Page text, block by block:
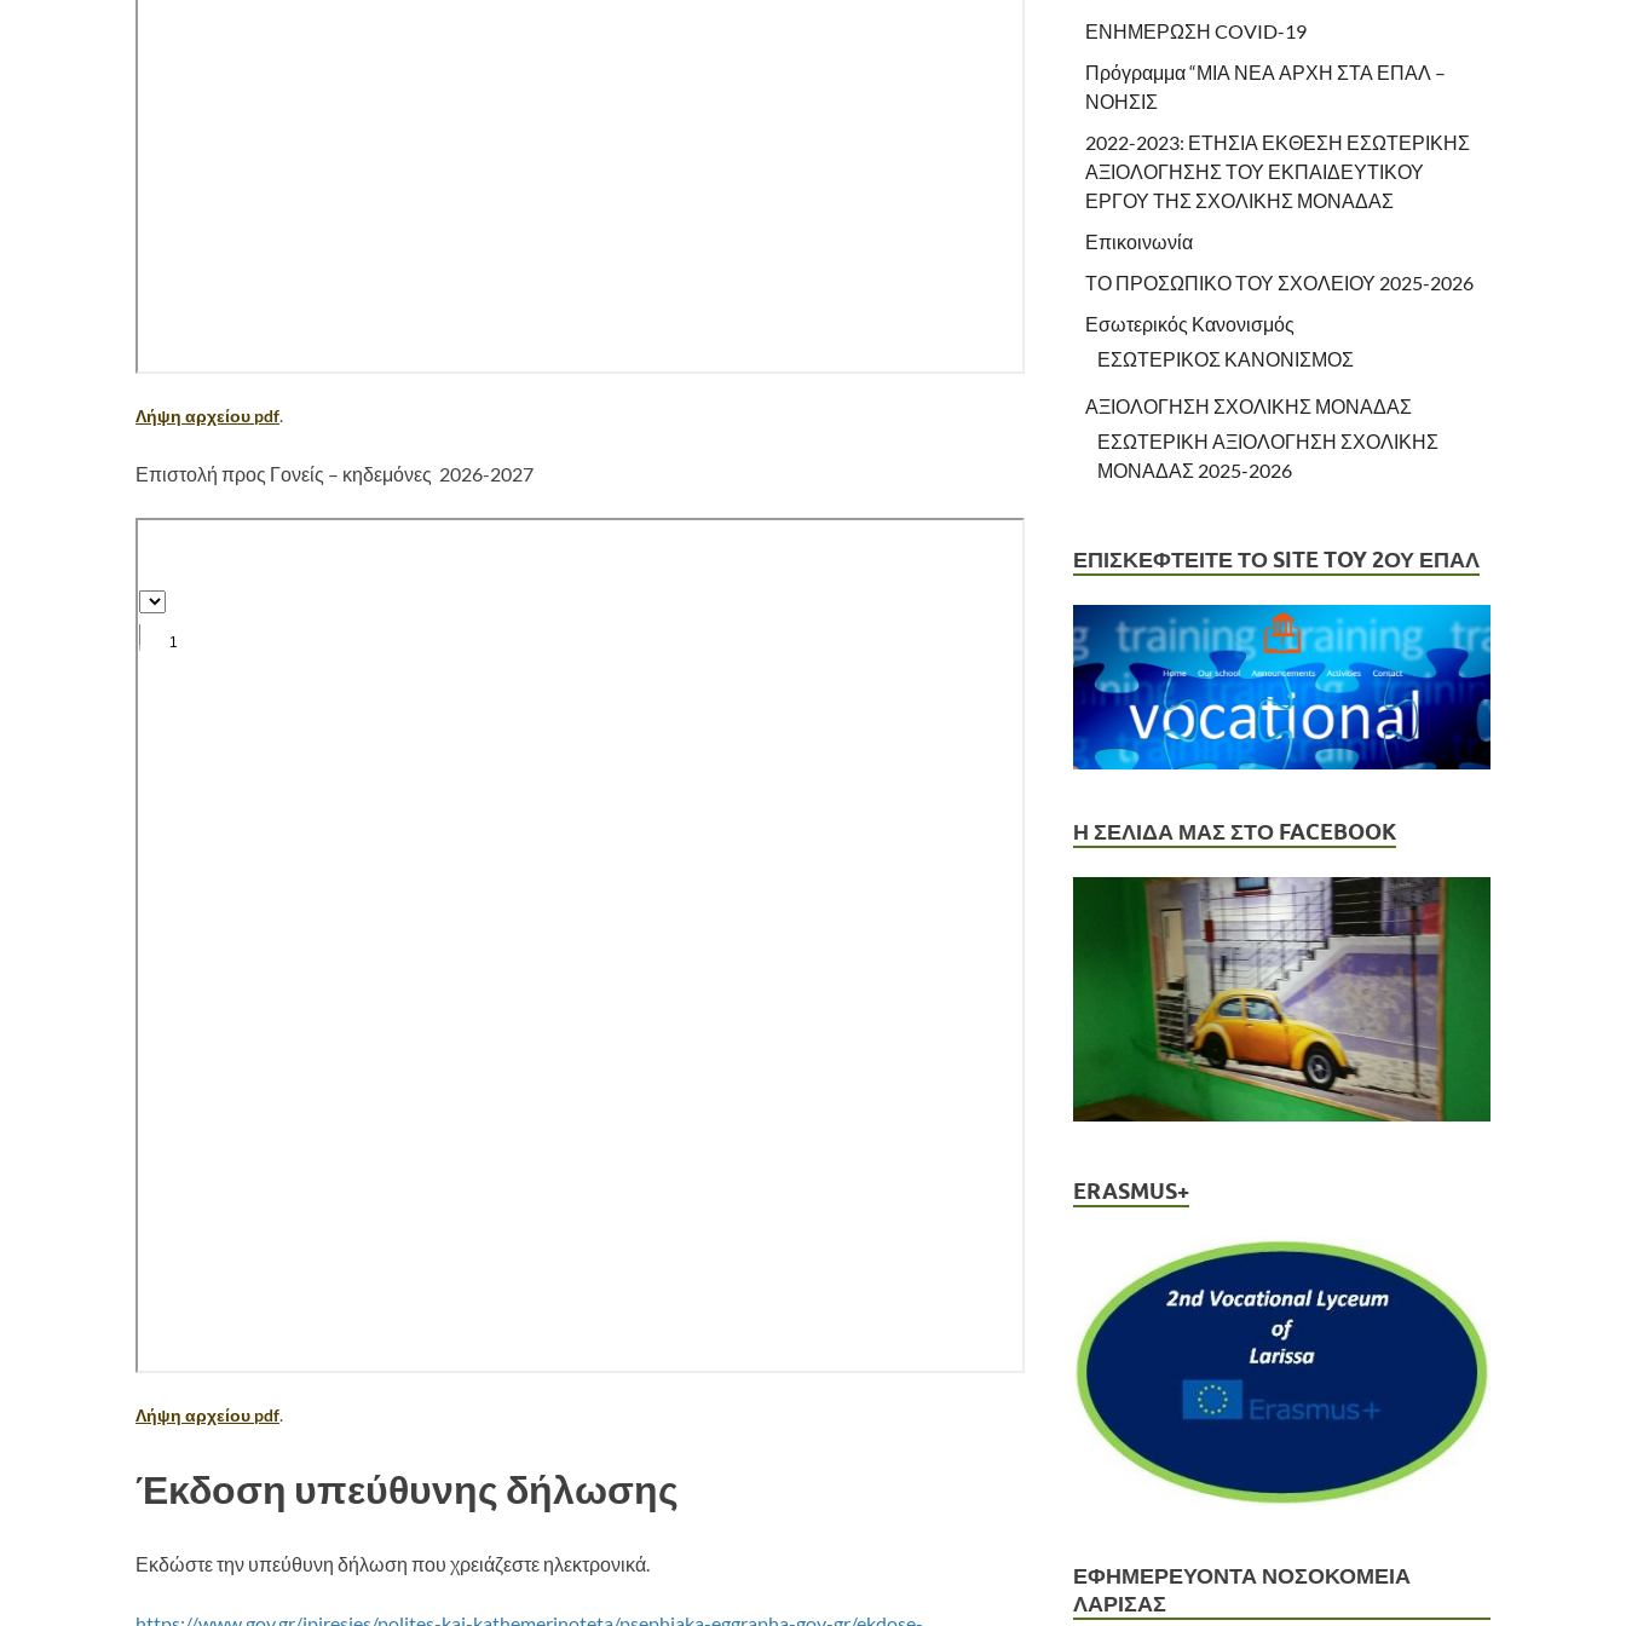
Λήψη αρχείου pdf.
Επιστολή προς Γονείς – κηδεμόνες 2026-2027
Λήψη αρχείου pdf.
Έκδοση υπεύθυνης δήλωσης
Εκδώστε την υπεύθυνη δήλωση που χρειάζεστε ηλεκτρονικά.
ΕΝΗΜΕΡΩΣΗ COVID-19
Πρόγραμμα “ΜΙΑ ΝΕΑ ΑΡΧΗ ΣΤΑ ΕΠΑΛ –
ΝΟΗΣΙΣ
2022-2023: ΕΤΗΣΙΑ ΕΚΘΕΣΗ ΕΣΩΤΕΡΙΚΗΣ
ΑΞΙΟΛΟΓΗΣΗΣ ΤΟΥ ΕΚΠΑΙΔΕΥΤΙΚΟΥ
ΕΡΓΟΥ ΤΗΣ ΣΧΟΛΙΚΗΣ ΜΟΝΑΔΑΣ
Επικοινωνία
ΤΟ ΠΡΟΣΩΠΙΚΟ ΤΟΥ ΣΧΟΛΕΙΟΥ 2025-2026
Εσωτερικός Κανονισμός
ΕΣΩΤΕΡΙΚΟΣ ΚΑΝΟΝΙΣΜΟΣ
ΑΞΙΟΛΟΓΗΣΗ ΣΧΟΛΙΚΗΣ ΜΟΝΑΔΑΣ
ΕΣΩΤΕΡΙΚΗ ΑΞΙΟΛΟΓΗΣΗ ΣΧΟΛΙΚΗΣ
ΜΟΝΑΔΑΣ 2025-2026
ΕΠΙΣΚΕΦΤΕΙΤΕ ΤΟ SITE TOY 2ΟΥ ΕΠΑΛ
Η ΣΕΛΙΔΑ ΜΑΣ ΣΤΟ FACEBOOK
ERASMUS+
ΕΦΗΜΕΡΕΥΟΝΤΑ ΝΟΣΟΚΟΜΕΙΑ
ΛΑΡΙΣΑΣ